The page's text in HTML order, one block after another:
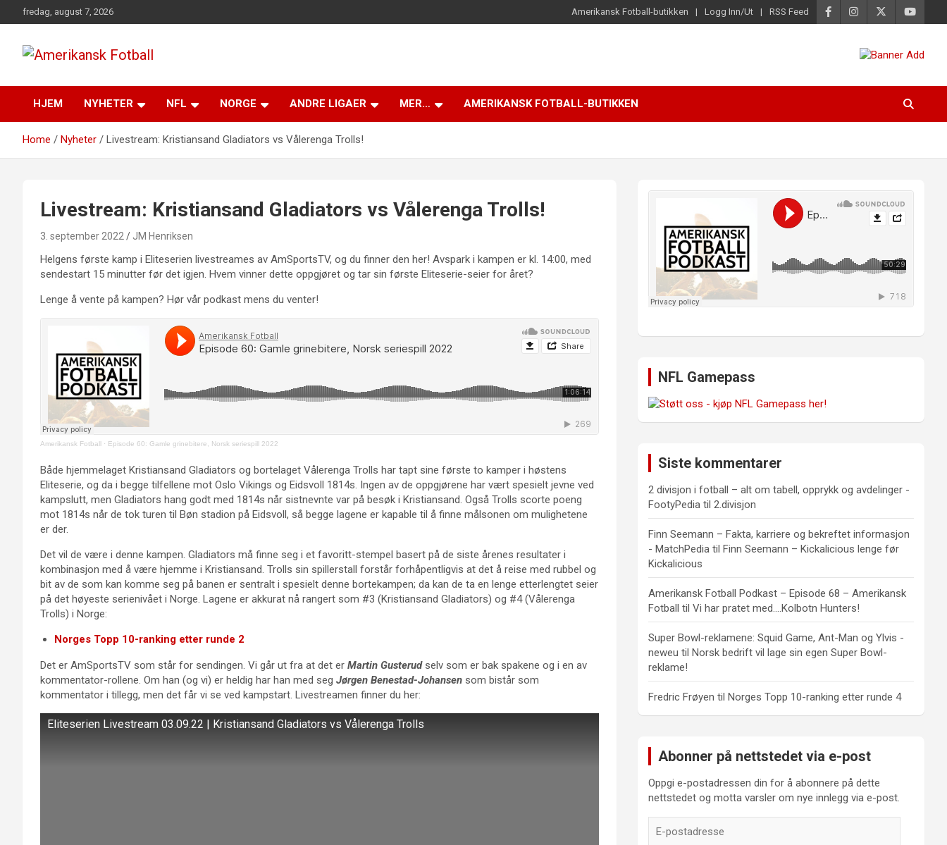
to
fredag, august 7, 2026 Amerikansk Fotball-butikken Logg Inn/Ut RSS Feed
Amerikansk Fotball
HJEM NYHETER NFL NORGE ANDRE LIGAER MER… AMERIKANSK FOTBALL-BUTIKKEN
Home Nyheter Livestream: Kristiansand Gladiators vs Vålerenga Trolls!
Livestream: Kristiansand Gladiators vs Vålerenga Trolls!
3. september 2022 JM Henriksen
Helgens første kamp i Eliteserien livestreames av AmSportsTV, og du finner den her! Avspark i kampen er kl. 14:00, med
sendestart 15 minutter før det igjen. Hvem vinner dette oppgjøret og tar sin første Eliteserie-seier for året?
Lenge å vente på kampen? Hør vår podkast mens du venter!
Amerikansk Fotball · Episode 60: Gamle grinebitere, Norsk seriespill 2022
Både hjemmelaget Kristiansand Gladiators og bortelaget Vålerenga Trolls har tapt sine første to kamper i høstens
Eliteserie, og da i begge tilfellene mot Oslo Vikings og Eidsvoll 1814s. Ingen av de oppgjørene har vært spesielt jevne ved
kampslutt, men Gladiators hang godt med 1814s når sistnevnte var på besøk i Kristiansand. Også Trolls scorte poeng
mot 1814s når de tok turen til Bøn stadion på Eidsvoll, så begge lagene er kapable til å finne målsonen om mulighetene
er der.
Det vil de være i denne kampen. Gladiators må finne seg i et favoritt-stempel basert på de siste årenes resultater i
kombinasjon med å være hjemme i Kristiansand. Trolls sin spillerstall forstår forhåpentligvis at det å reise med rubbel og
bit av de som kan komme seg på banen er sentralt i spesielt denne bortekampen; da kan de ta en lenge etterlengtet seier
på det høyeste serienivået i Norge. Lagene er akkurat nå rangert som #3 (Kristiansand Gladiators) og #4 (Vålerenga
Trolls) i Norge:
Norges Topp 10-ranking etter runde 2
Det er AmSportsTV som står for sendingen. Vi går ut fra at det er Martin Gusterudselv som er bak spakene og i en av
kommentator-rollene. Om han (og vi) er heldig har han med seg Jørgen Benestad-Johansen som bistår som
kommentator i tillegg, men det får vi se ved kampstart. Livestreamen finner du her:
Eliteserien Livestream 03.09.22 | Kristiansand Gladiators vs Vålerenga Trolls
NFL Gamepass
Siste kommentarer
2 divisjon i fotball – alt om tabell, opprykk og avdelinger -
FootyPedia til2.divisjon
Finn Seemann – Fakta, karriere og bekreftet informasjon
- MatchPedia tilFinn Seemann – Kickalicious lenge før
Kickalicious
Amerikansk Fotball Podkast – Episode 68 – Amerikansk
Fotball tilVi har pratet med….Kolbotn Hunters!
Super Bowl-reklamene: Squid Game, Ant-Man og Ylvis -
neweu tilNorsk bedrift vil lage sin egen Super Bowl-
reklame!
Fredric Frøyen tilNorges Topp 10-ranking etter runde 4
Abonner på nettstedet via e-post
Oppgi e-postadressen din for å abonnere på dette
nettstedet og motta varsler om nye innlegg via e-post.
postadresse